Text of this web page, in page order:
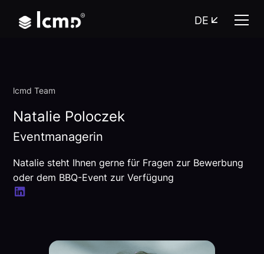
DE
lcmd Team
Natalie Poloczek
Eventmanagerin
Natalie steht Ihnen gerne für Fragen zur Bewerbung
oder dem BBQ-Event zur Verfügung